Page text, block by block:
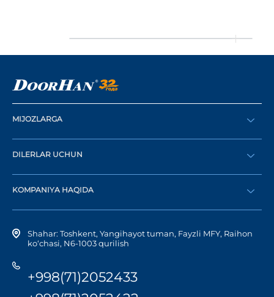
MIJOZLARGA
Buyurtma berish
DILERLAR UCHUN
Diler bo‘lish
Shaxsiy kabinetga kirish
KOMPANIYA HAQIDA
Kompaniya tarixi
Shahar: Toshkent, Yangihayot tuman, Fayzli MFY, Raihon
ko‘chasi, N6-1003 qurilish
+998(71)2052433